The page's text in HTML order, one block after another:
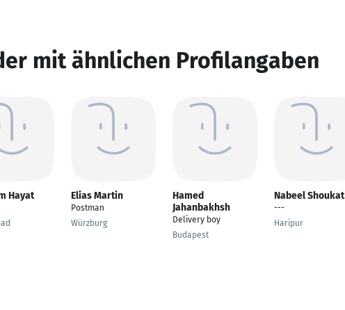
mit ähnlichen Profilangaben
Hayat Elias Martin
Postman
Würzburg
Hamed
Jahanbakhsh
Delivery boy
Budapest
Nabeel Shoukat
---
Haripur